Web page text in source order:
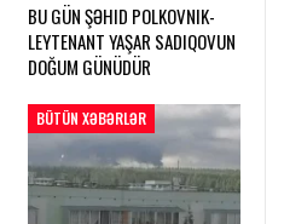
BU GÜN ŞƏHID POLKOVNIK-
LEYTENANT YAŞAR SADIQOVUN
DOĞUM GÜNÜDÜR
BÜTÜN XƏBƏRLƏR